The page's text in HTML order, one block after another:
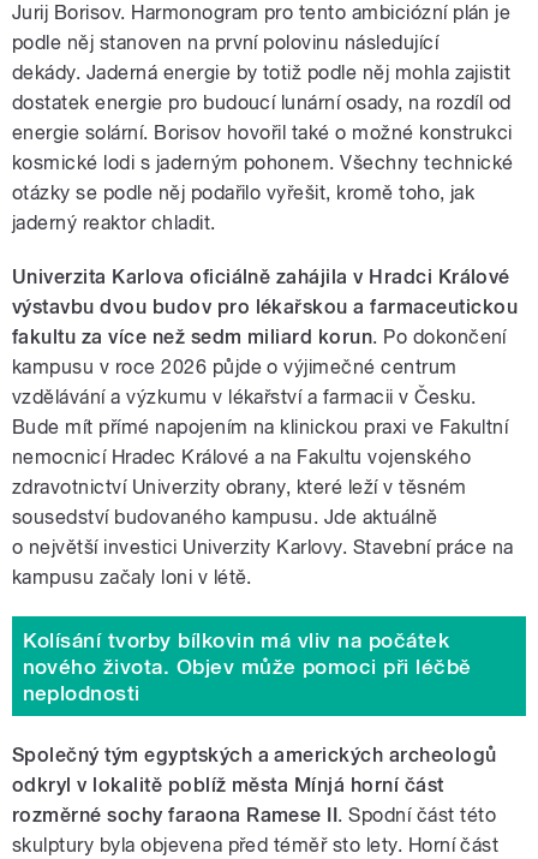
Jurij Borisov. Harmonogram pro tento ambiciózní plán je
podle něj stanoven na první polovinu následující
dekády. Jaderná energie by totiž podle něj mohla zajistit
dostatek energie pro budoucí lunární osady, na rozdíl od
energie solární. Borisov hovořil také o možné konstrukci
kosmické lodi s jaderným pohonem. Všechny technické
otázky se podle něj podařilo vyřešit, kromě toho, jak
jaderný reaktor chladit.
Univerzita Karlova oficiálně zahájila v Hradci Králové
výstavbu dvou budov pro lékařskou a farmaceutickou
fakultu za více než sedm miliard korun. Po dokončení
kampusu v roce 2026 půjde o výjimečné centrum
vzdělávání a výzkumu v lékařství a farmacii v Česku.
Bude mít přímé napojením na klinickou praxi ve Fakultní
nemocnicí Hradec Králové a na Fakultu vojenského
zdravotnictví Univerzity obrany, které leží v těsném
sousedství budovaného kampusu. Jde aktuálně
o největší investici Univerzity Karlovy. Stavební práce na
kampusu začaly loni v létě.
Kolísání tvorby bílkovin má vliv na počátek
nového života. Objev může pomoci při léčbě
neplodnosti
Společný tým egyptských a amerických archeologů
odkryl v lokalitě poblíž města Mínjá horní část
rozměrné sochy faraona Ramese II. Spodní část této
skulptury byla objevena před téměř sto lety. Horní část